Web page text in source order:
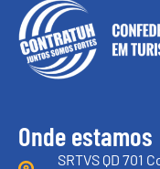
Onde estamos
SRTVS QD 701